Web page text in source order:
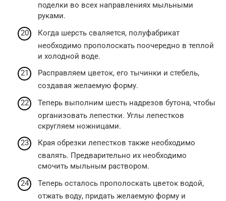
поделки во всех направлениях мыльными
руками.
Когда шерсть сваляется, полуфабрикат
необходимо прополоскать поочередно в теплой
и холодной воде.
Расправляем цветок, его тычинки и стебель,
создавая желаемую форму.
Теперь выполним шесть надрезов бутона, чтобы
организовать лепестки. Углы лепестков
скругляем ножницами.
Края обрезки лепестков также необходимо
свалять. Предварительно их необходимо
смочить мыльным раствором.
Теперь осталось прополоскать цветок водой,
отжать воду, придать желаемую форму и